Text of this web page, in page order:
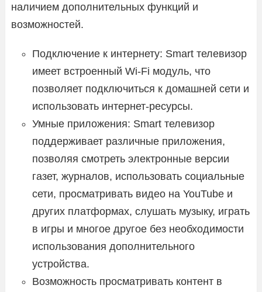
наличием дополнительных функций и
возможностей.
Подключение к интернету: Smart телевизор
имеет встроенный Wi-Fi модуль, что
позволяет подключиться к домашней сети и
использовать интернет-ресурсы.
Умные приложения: Smart телевизор
поддерживает различные приложения,
позволяя смотреть электронные версии
газет, журналов, использовать социальные
сети, просматривать видео на YouTube и
других платформах, слушать музыку, играть
в игры и многое другое без необходимости
использования дополнительного
устройства.
Возможность просматривать контент в